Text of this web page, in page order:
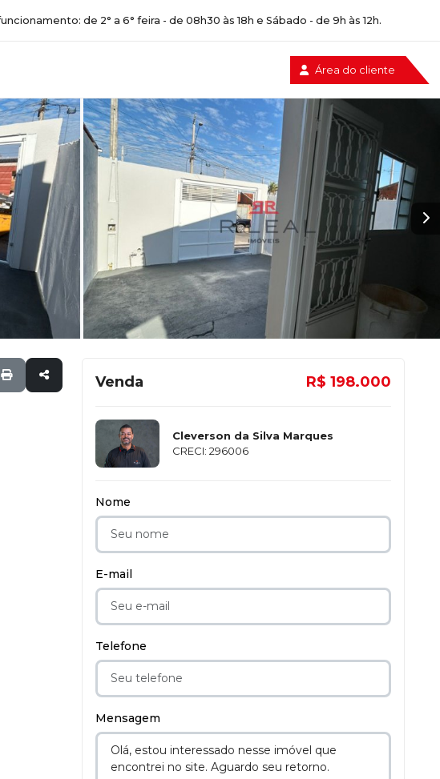
de 2° a 6° feira - de 08h30 às 18h e Sábado - de 9h às 12h.
Área do cliente
Venda R$ 198.000
Cleverson da Silva Marques
CRECI: 296006
Nome
E-mail
Telefone
Mensagem